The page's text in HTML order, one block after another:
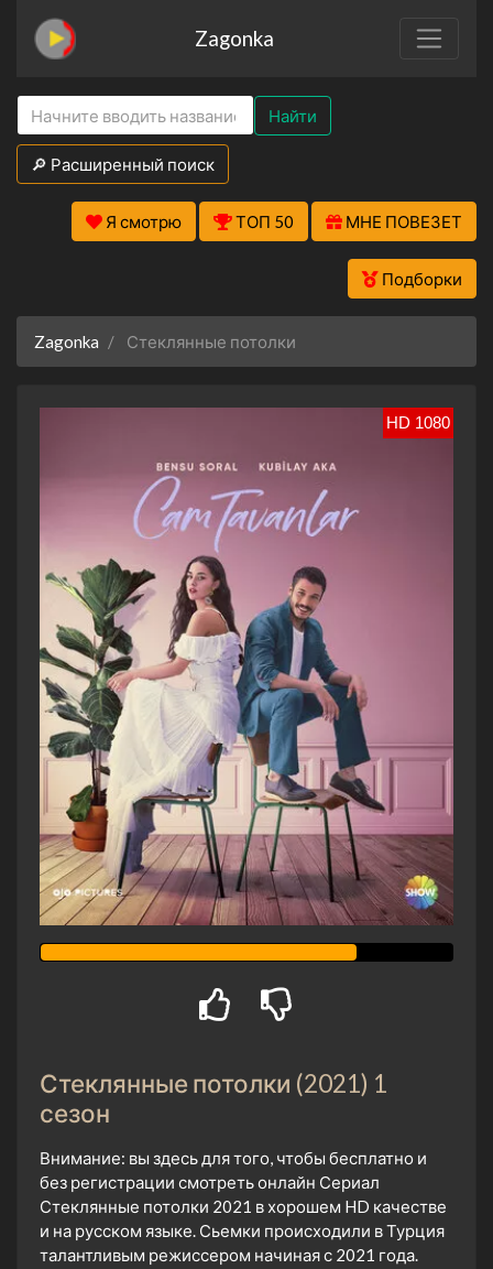
Zagonka
Найти
🔎 Расширенный поиск
Я смотрю ТОП 50 МНЕ ПОВЕЗЕТ
Подборки
Zagonka Стеклянные потолки
HD 1080
Стеклянные потолки (2021) 1
сезон
Внимание: вы здесь для того, чтобы бесплатно и
без регистрации смотреть онлайн Сериал
Стеклянные потолки 2021 в хорошем HD качестве
и на русском языке. Сьемки происходили в Турция
талантливым режиссером начиная с 2021 года.